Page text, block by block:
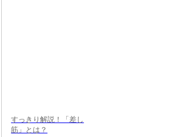
すっきり解説！「差し
筋」とは？